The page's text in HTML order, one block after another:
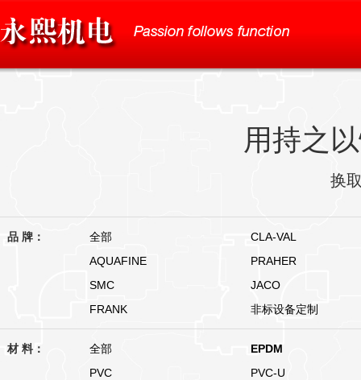
用持之
换
品 牌： 全部
CLA-VAL
AQUAFINE
PRAHER
SMC
JACO
FRANK
非标设备定制
材 料： 全部
EPDM
PVC
PVC-U